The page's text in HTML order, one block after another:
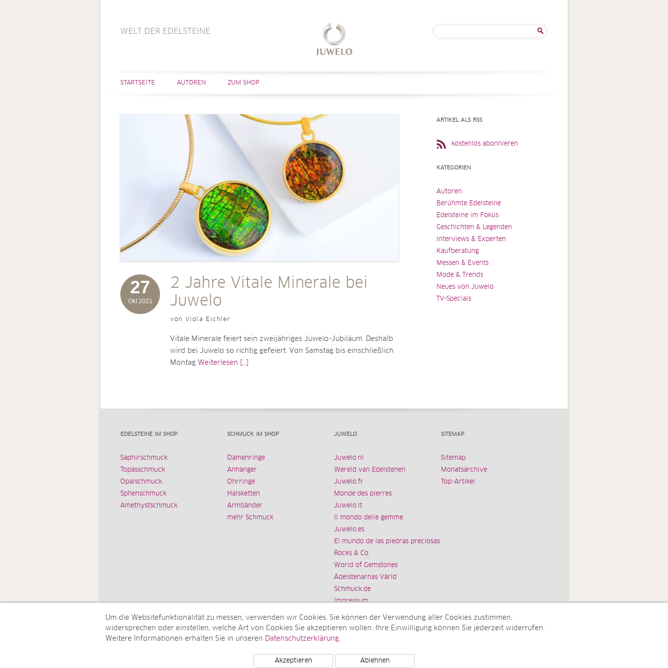
WELT DER EDELSTEINE
STARTSEITE AUTOREN ZUM SHOP
27
Okt 2021
2 Jahre Vitale Minerale bei
Juwelo
von Viola Eichler
Vitale Minerale feiert sein zweijähriges Juwelo-Jubiläum. Deshalb
wird bei Juwelo so richtig gefeiert. Von Samstag bis einschließlich
Montag Weiterlesen [...]
ARTIKEL ALS RSS
kostenlos abonnieren
KATEGORIEN
Autoren
Berühmte Edelsteine
Edelsteine im Fokus
Geschichten & Legenden
Interviews & Experten
Kaufberatung
Messen & Events
Mode & Trends
Neues von Juwelo
TV-Specials
EDELSTEINE IM SHOP
Saphirschmuck
Topasschmuck
Opalschmuck
Sphenschmuck
Amethystschmuck
SCHMUCK IM SHOP
Damenringe
Anhänger
Ohrringe
Halsketten
Armbänder
mehr Schmuck
JUWELO
Juwelo.nl
Wereld van Edelstenen
Juwelo.fr
Monde des pierres
Juwelo.it
Il mondo delle gemme
Juwelo.es
El mundo de las piedras preciosas
Rocks & Co.
World of Gemstones
Ädelstenarnas Värld
Schmuck.de
Impressum
SITEMAP
Sitemap
Monatsarchive
Top-Artikel
© Juwelo Deutschland GmbH (ein Tochterunternehmen der elumeo SE)
Um die Websitefunktionalität zu messen, verwenden wir Cookies. Sie können der Verwendung aller Cookies zustimmen,
widersprechen oder einstellen, welche Art von Cookies Sie akzeptieren wollen. Ihre Einwilligung können Sie jederzeit widerrufen.
Weitere Informationen erhalten Sie in unseren Datenschutzerklärung.
Akzeptieren Ablehnen